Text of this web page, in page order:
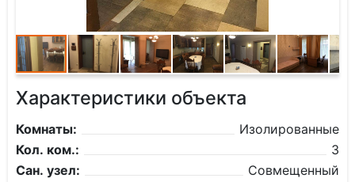
Характеристики объекта
Комнаты:
Изолированные
Кол. ком.:
3
Сан. узел:
Совмещенный